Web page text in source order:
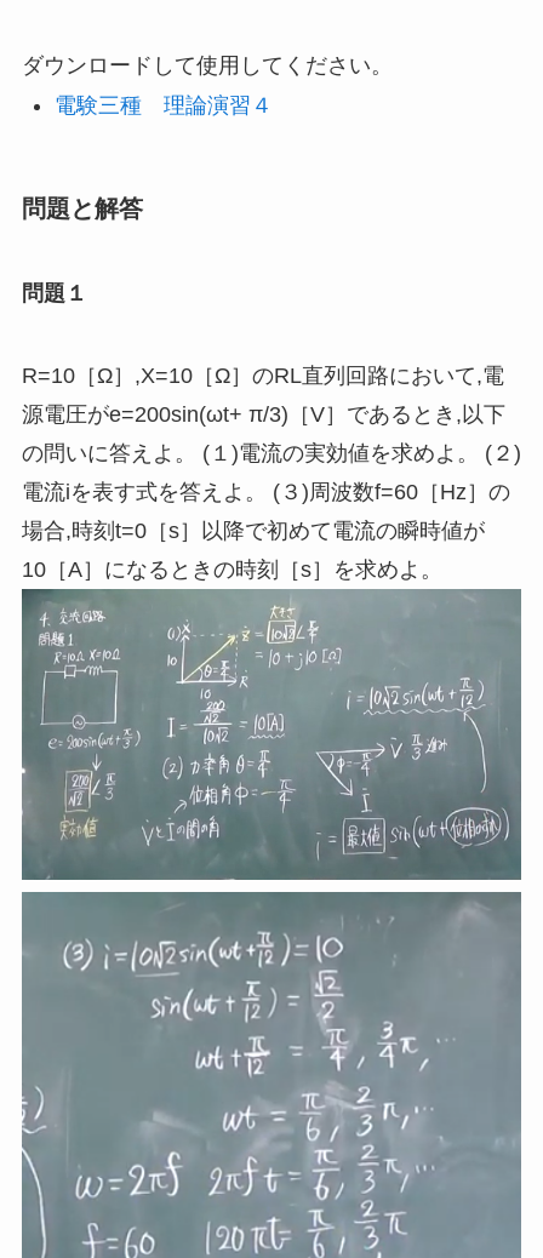
ダウンロードして使用してください。
電験三種 理論演習４
問題と解答
問題１
R=10［Ω］,X=10［Ω］のRL直列回路において,電
源電圧がe=200sin(ωt+ π/3)［V］であるとき , 以下
の問いに答えよ。 (１ )電流の実効値を求めよ。 (２ )
電流iを表す式を答えよ。 (３ )周波数f=60［Hz］の
場合,時刻t=0［s］以降で初めて電流の瞬時値が
10［A］になるときの時刻［s］を求めよ。